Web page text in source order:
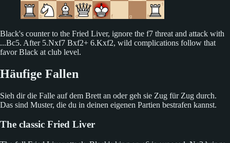
Black's counter to the Fried Liver, ignore the f7 threat and attack with
...Bc5. After 5.Nxf7 Bxf2+ 6.Kxf2, wild complications follow that
favor Black at club level.
Häufige Fallen
Sieh dir die Falle auf dem Brett an oder geh sie Zug für Zug durch.
Das sind Muster, die du in deinen eigenen Partien bestrafen kannst.
The classic Fried Liver